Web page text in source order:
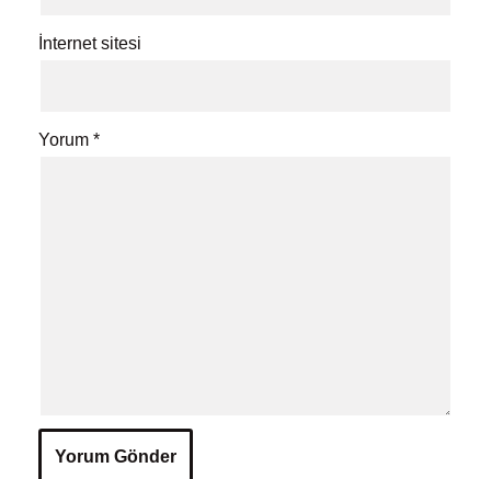
İnternet sitesi
Yorum *